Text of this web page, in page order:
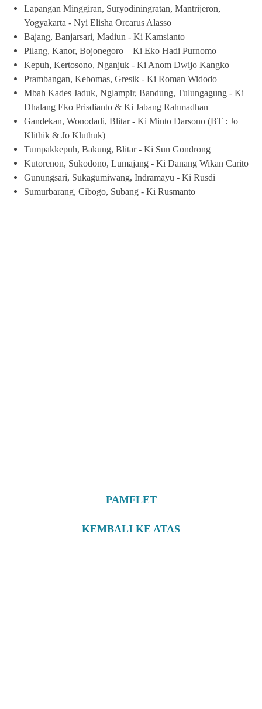
Lapangan Minggiran, Suryodiningratan, Mantrijeron,
Yogyakarta - Nyi Elisha Orcarus Alasso
Bajang, Banjarsari, Madiun - Ki Kamsianto
Pilang, Kanor, Bojonegoro – Ki Eko Hadi Purnomo
Kepuh, Kertosono, Nganjuk - Ki Anom Dwijo Kangko
Prambangan, Kebomas, Gresik - Ki Roman Widodo
Mbah Kades Jaduk, Nglampir, Bandung, Tulungagung - Ki
Dhalang Eko Prisdianto & Ki Jabang Rahmadhan
Gandekan, Wonodadi, Blitar - Ki Minto Darsono (BT : Jo
Klithik & Jo Kluthuk)
Tumpakkepuh, Bakung, Blitar - Ki Sun Gondrong
Kutorenon, Sukodono, Lumajang - Ki Danang Wikan Carito
Gunungsari, Sukagumiwang, Indramayu - Ki Rusdi
Sumurbarang, Cibogo, Subang - Ki Rusmanto
PAMFLET
KEMBALI KE ATAS